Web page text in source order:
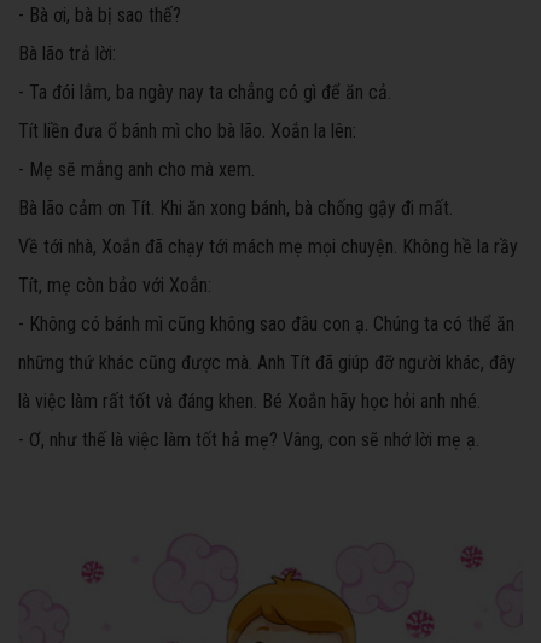
- Bà ơi, bà bị sao thế?
Bà lão trả lời:
- Ta đói lắm, ba ngày nay ta chẳng có gì để ăn cả.
Tít liền đưa ổ bánh mì cho bà lão. Xoắn la lên:
- Mẹ sẽ mắng anh cho mà xem.
Bà lão cảm ơn Tít. Khi ăn xong bánh, bà chống gậy đi mất.
Về tới nhà, Xoắn đã chạy tới mách mẹ mọi chuyện. Không hề la rầy
Tít, mẹ còn bảo với Xoắn:
- Không có bánh mì cũng không sao đâu con ạ. Chúng ta có thể ăn
những thứ khác cũng được mà. Anh Tít đã giúp đỡ người khác, đây
là việc làm rất tốt và đáng khen. Bé Xoắn hãy học hỏi anh nhé.
- Ơ, như thế là việc làm tốt hả mẹ? Vâng, con sẽ nhớ lời mẹ ạ.